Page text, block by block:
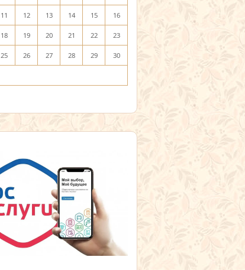
11 12 13 14 15 16
18 19 20 21 22 23
25 26 27 28 29 30